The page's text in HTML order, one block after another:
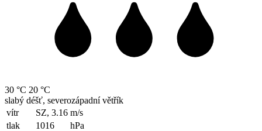
30 °C 20 °C
slabý déšť, severozápadní větřík
vítr
SZ, 3.16 m/s
tlak
1016
hPa